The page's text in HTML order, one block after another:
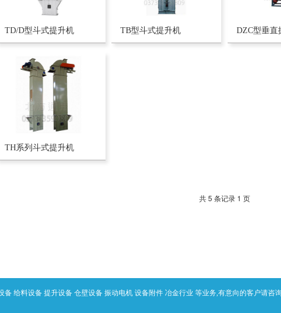
TD/D型斗式提升机 TB型斗式提升机 DZC型垂直
TH系列斗式提升机
共 5 条记录 1 页
给料设备 提升设备 仓壁设备 振动电机 设备附件 冶金行业 等业务,有意向的客户请咨